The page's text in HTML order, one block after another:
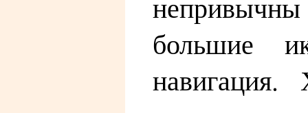
большие
навигация.